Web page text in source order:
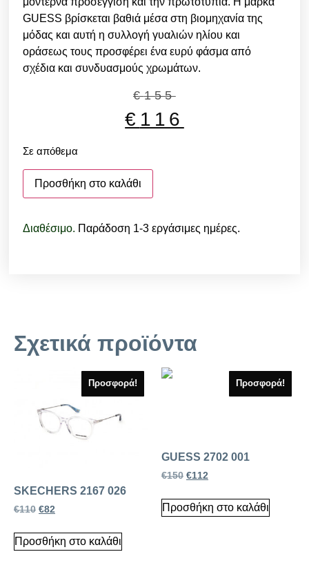
GUESS βρίσκεται βαθιά μέσα στη βιομηχανία της
μόδας και αυτή η συλλογή γυαλιών ηλίου και
οράσεως τους προσφέρει ένα ευρύ φάσμα από
σχέδια και συνδυασμούς χρωμάτων.
€155
€ 116
Σε απόθεμα
Προσθήκη στο καλάθι
Διαθέσιμο. Παράδοση 1-3 εργάσιμες ημέρες.
Σχετικά προϊόντα
Προσφορά!
SKECHERS 2167 026
€110 €82
Προσθήκη στο καλάθι
Προσφορά!
GUESS 2702 001
€150 €112
Προσθήκη στο καλάθι